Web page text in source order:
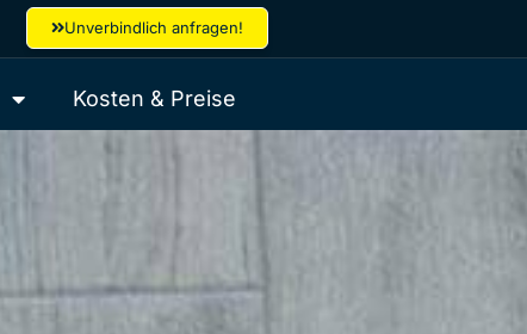
Unverbindlich anfragen!
Kosten & Preise